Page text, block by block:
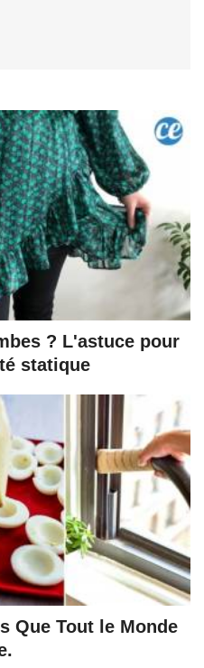
? L'astuce pour
statique
Que Tout le Monde